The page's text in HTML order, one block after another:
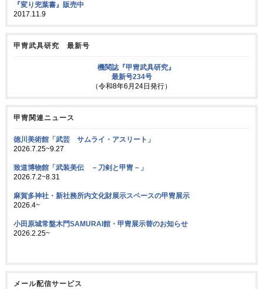
『変り兜葉書』販売中
2017.11.9
甲冑武具研究 最新号
機関誌『甲冑武具研究』
最新号234号
（令和8年6月24日発行）
甲冑関連ニュース
徳川美術館「武芸 サムライ・アスリート」
2026.7.25~9.27
致道博物館「武装美伝 －刀剣と甲冑－」
2026.7.2~8.31
麻賀多神社・新社務所内文化財展示スペースの甲冑展示
2026.4~
小田原城常盤木門SAMURAI館・甲冑展示替のお知らせ
2026.2.25~
メール配信サービス